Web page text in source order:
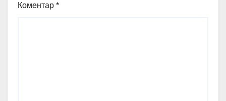
Коментар *